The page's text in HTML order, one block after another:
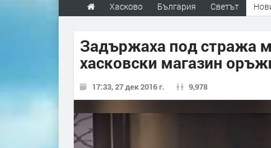
Хасково България Светът
Задържаха под стража
хасковски магазин
17:33, 27 дек 2016 г. 9,978